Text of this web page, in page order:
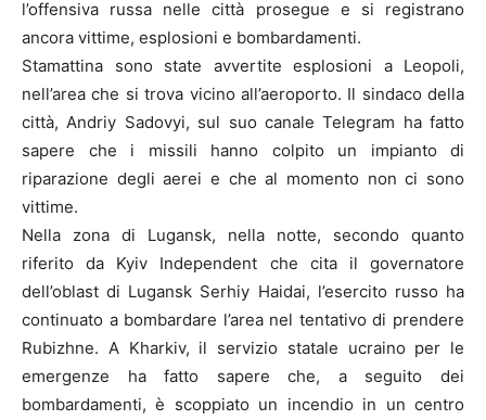
l’offensiva russa nelle città prosegue e si registrano
ancora vittime, esplosioni e bombardamenti.
Stamattina sono state avvertite esplosioni a Leopoli,
nell’area che si trova vicino all’aeroporto. Il sindaco della
città, Andriy Sadovyi, sul suo canale Telegram ha fatto
sapere che i missili hanno colpito un impianto di
riparazione degli aerei e che al momento non ci sono
vittime.
Nella zona di Lugansk, nella notte, secondo quanto
riferito da Kyiv Independent che cita il governatore
dell’oblast di Lugansk Serhiy Haidai, l’esercito russo ha
continuato a bombardare l’area nel tentativo di prendere
Rubizhne. A Kharkiv, il servizio statale ucraino per le
emergenze ha fatto sapere che, a seguito dei
bombardamenti, è scoppiato un incendio in un centro